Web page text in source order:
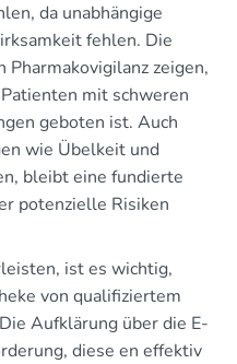
da unabhängige
fehlen. Die
zeigen,
mit schweren
geboten ist. Auch
wie Übelkeit und
bleibt eine fundierte
potenzielle Risiken
ist es wichtig,
von qualifiziertem
Aufklärung über die E-
diese en effektiv